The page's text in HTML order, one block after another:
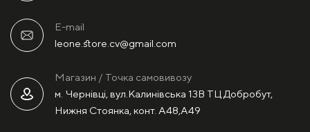
E-mail
leone.store.cv@gmail.com
Магазин / Точка самовивозу
м. Чернівці, вул.Калинівська 13В ТЦ Добробут,
Нижня Стоянка, конт. А48,А49